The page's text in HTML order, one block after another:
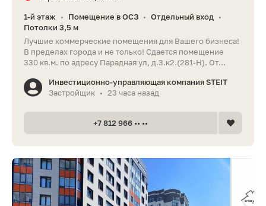
1-й этаж • Помещение в ОСЗ • Отдельный вход •
Потолки 3,5 м
Лучшие коммерческие помещения для Вашего бизнеса!
В пределах города и не только! Сдается помещение
330 кв.м. по адресу Парадная ул, д.3.к2.(281-Н). От...
Инвестиционно-управляющая компания STEIT
Застройщик • 23 часа назад
+7 812 966 •• ••